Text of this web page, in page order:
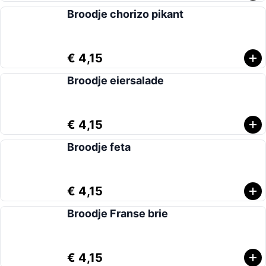
Broodje chorizo pikant
€ 4,15
Broodje eiersalade
€ 4,15
Broodje feta
€ 4,15
Broodje Franse brie
€ 4,15